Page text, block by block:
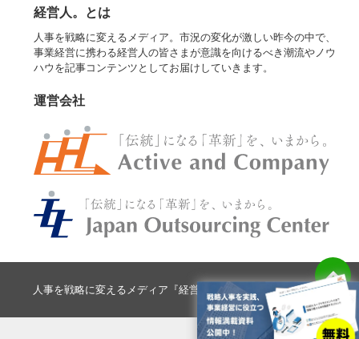
経営人。とは
人事を戦略に変えるメディア。市況の変化が激しい昨今の中で、
事業経営に携わる経営人の皆さまが意識を向けるべき潮流やノウ
ハウを記事コンテンツとしてお届けしていきます。
運営会社
人事を戦略に変えるメディア『経営人。』 All Rights Reserved.